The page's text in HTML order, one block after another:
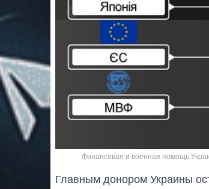
Финансовая и военная помощь
Главным донором Украины